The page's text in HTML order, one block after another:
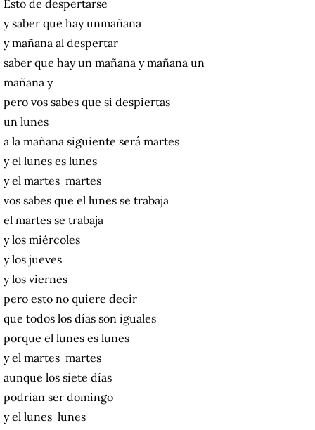
Esto de despertarse
y saber que hay unmañana
y mañana al despertar
saber que hay un mañana y mañana un
mañana y
pero vos sabes que si despiertas
un lunes
a la mañana siguiente será martes
y el lunes es lunes
y el martes martes
vos sabes que el lunes se trabaja
el martes se trabaja
y los miércoles
y los jueves
y los viernes
pero esto no quiere decir
que todos los días son iguales
porque el lunes es lunes
y el martes martes
aunque los siete días
podrían ser domingo
y el lunes lunes